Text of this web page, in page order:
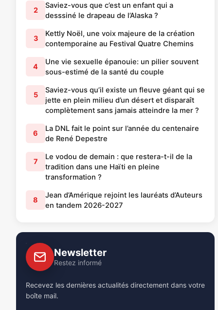
2
Saviez-vous que c’est un enfant qui a
desssiné le drapeau de l’Alaska ?
3
Kettly Noël, une voix majeure de la création
contemporaine au Festival Quatre Chemins
4
Une vie sexuelle épanouie: un pilier souvent
sous-estimé de la santé du couple
5
Saviez-vous qu’il existe un fleuve géant qui se
jette en plein milieu d’un désert et disparaît
complètement sans jamais atteindre la mer ?
6
La DNL fait le point sur l’année du centenaire
de René Depestre
7
Le vodou de demain : que restera-t-il de la
tradition dans une Haïti en pleine
transformation ?
8
Jean d’Amérique rejoint les lauréats d’Auteurs
en tandem 2026-2027
Newsletter
Restez informé
Recevez les dernières actualités directement dans votre
boîte mail.